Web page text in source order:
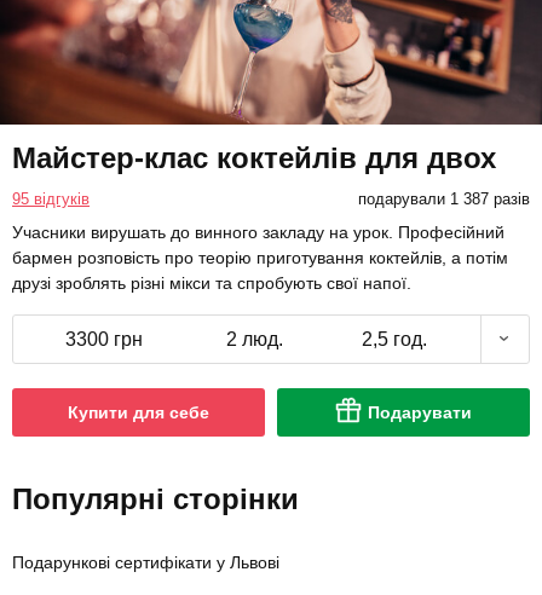
Майстер-клас коктейлів для двох
95 відгуків подарували 1 387 разів
Учасники вирушать до винного закладу на урок. Професійний
бармен розповість про теорію приготування коктейлів, а потім
друзі зроблять різні мікси та спробують свої напої.
3300 грн 2 люд. 2,5 год.
Купити для себе Подарувати
Популярні сторінки
Подарункові сертифікати у Львові